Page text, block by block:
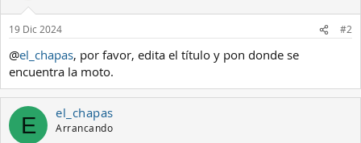
n
e
:
19 Dic 2024 #2
@el_chapas, por favor, edita el título y pon donde se
encuentra la moto.
E el_chapas
Arrancando